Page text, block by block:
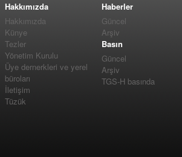
Hakkımızda
Hakkımızda
Künye
Tezler
Yönetim Kurulu
Üye dernerkleri ve yerel
büroları
İletişim
Tüzük
Haberler
Güncel
Arşiv
Basın
Güncel
Arşiv
TGS-H basında